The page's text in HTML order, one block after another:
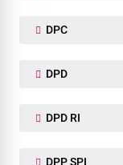
DPC
DPD
DPD RI
DPP SPI